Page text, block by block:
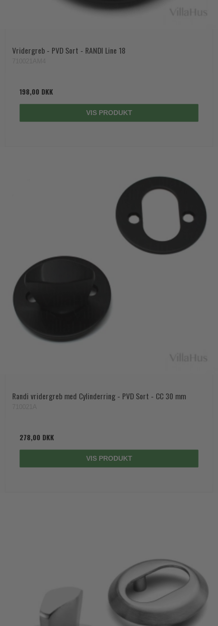
Vridergreb - PVD Sort - RANDI Line 18
198,00 DKK
VIS PRODUKT
Randi vridergreb med Cylinderring - PVD Sort - CC 30 mm
278,00 DKK
VIS PRODUKT